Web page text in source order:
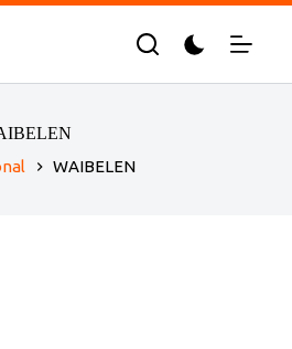
WAIBELEN